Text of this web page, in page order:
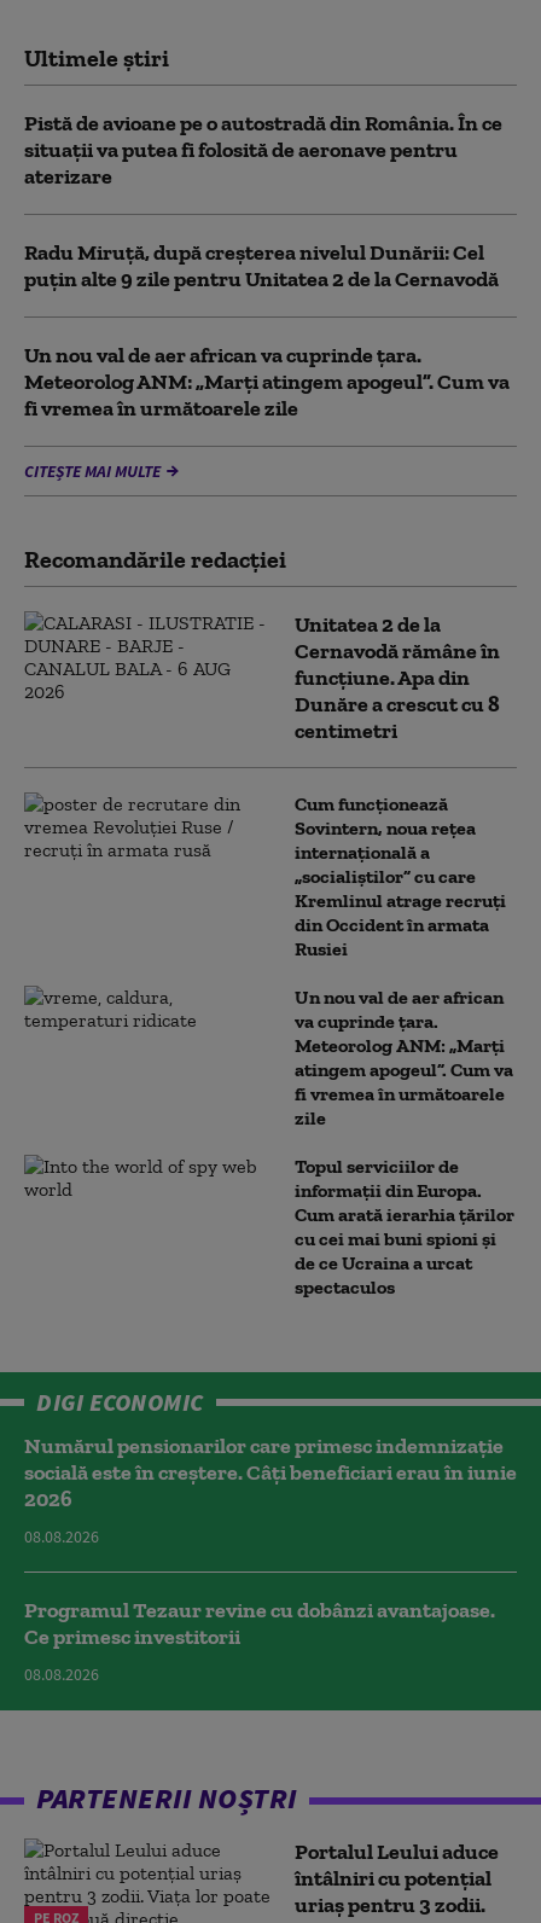
Ultimele știri
Pistă de avioane pe o autostradă din România. În ce
situații va putea fi folosită de aeronave pentru
aterizare
Radu Miruță, după creșterea nivelul Dunării: Cel
puțin alte 9 zile pentru Unitatea 2 de la Cernavodă
Un nou val de aer african va cuprinde țara.
Meteorolog ANM: „Marți atingem apogeul”. Cum va
fi vremea în următoarele zile
CITEȘTE MAI MULTE
Recomandările redacţiei
Unitatea 2 de la
Cernavodă rămâne în
funcțiune. Apa din
Dunăre a crescut cu 8
centimetri
Cum funcționează
Sovintern, noua rețea
internațională a
„socialiștilor” cu care
Kremlinul atrage recruți
din Occident în armata
Rusiei
Un nou val de aer african
va cuprinde țara.
Meteorolog ANM: „Marți
atingem apogeul”. Cum va
fi vremea în următoarele
zile
Topul serviciilor de
informații din Europa.
Cum arată ierarhia țărilor
cu cei mai buni spioni și
de ce Ucraina a urcat
spectaculos
DIGI ECONOMIC
Numărul pensionarilor care primesc indemnizaţie
socială este în creștere. Câți beneficiari erau în iunie
2026
08.08.2026
Programul Tezaur revine cu dobânzi avantajoase.
Ce primesc investitorii
08.08.2026
PARTENERII NOȘTRI
PE ROZ
Portalul Leului aduce
întâlniri cu potențial
uriaș pentru 3 zodii.